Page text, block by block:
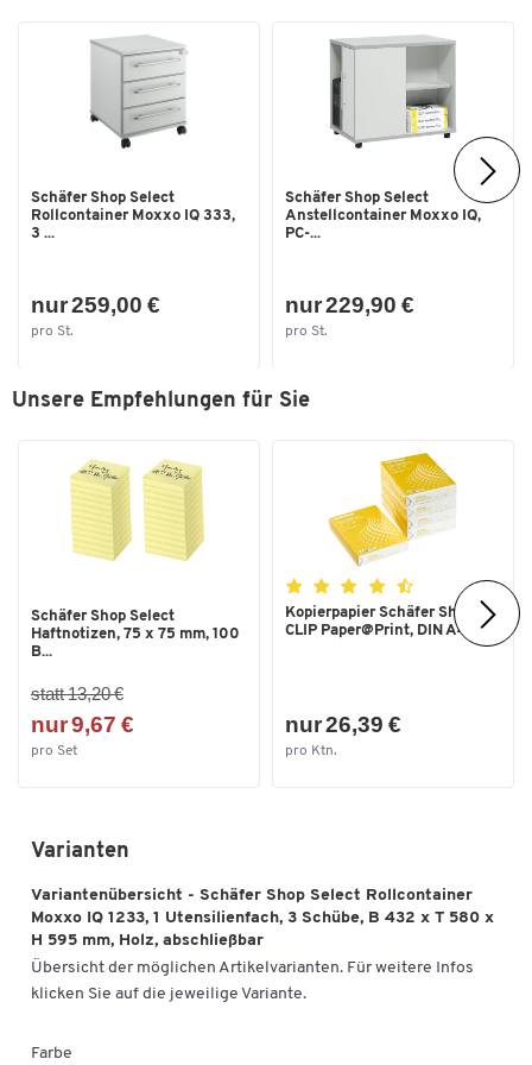
Anlieferung: Teilmontiert
Verschiedene Farbvarianten und Dekore
Maße: B 432 x T 580 x H 595 mm
Vortreffliche, durchdachte Lösungen für jede individuelle
Herausforderung - Mit dem Kauf des Rollcontainers Moxxo IQ
setzen Sie auf hervorragende Qualität aus unserer Schäfer Shop
Serie Select.
Schäfer Shop Select
Rollcontainer Moxxo IQ 333,
3 ...
nur 259,00 €
pro St.
Schäfer Shop Select
Anstellcontainer Moxxo IQ,
PC-...
nur 229,90 €
pro St.
Unsere Empfehlungen für Sie
Schäfer Shop Select
Haftnotizen, 75 x 75 mm, 100
B...
statt 13,20 €
nur 9,67 €
pro Set
Kopierpapier Schäfer Shop
CLIP Paper@Print, DIN A4...
nur 26,39 €
pro Ktn.
Varianten
Variantenübersicht - Schäfer Shop Select Rollcontainer
Moxxo IQ 1233, 1 Utensilienfach, 3 Schübe, B 432 x T 580 x
H 595 mm, Holz, abschließbar
Übersicht der möglichen Artikelvarianten. Für weitere Infos
klicken Sie auf die jeweilige Variante.
Farbe